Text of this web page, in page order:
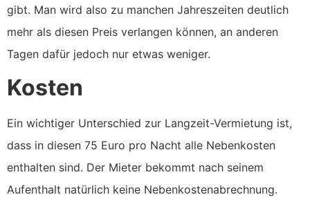
gibt. Man wird also zu manchen Jahreszeiten deutlich
mehr als diesen Preis verlangen können, an anderen
Tagen dafür jedoch nur etwas weniger.
Kosten
Ein wichtiger Unterschied zur Langzeit-Vermietung ist,
dass in diesen 75 Euro pro Nacht alle Nebenkosten
enthalten sind. Der Mieter bekommt nach seinem
Aufenthalt natürlich keine Nebenkostenabrechnung.